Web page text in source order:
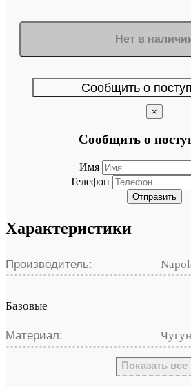
Нет в
Сообщить о
×
Сообщить о
Имя
Телефон
Отправить
Характеристики
Производитель:
Базовые
Материал: Чугун
Показать все